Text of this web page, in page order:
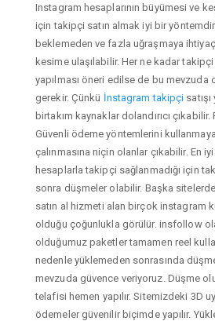
Instagram hesaplarının büyümesi ve
için takipçi satın almak iyi bir
beklemeden ve fazla uğraşmaya
kesime ulaşılabilir. Her ne kadar
yapılması öneri edilse de bu
gerekir. Çünkü İnstagram takipçi
birtakım kaynaklar dolandırıcı
Güvenli ödeme yöntemlerini
çalınmasına niçin olanlar çıkabilir. En
hesaplarla takipçi sağlanmadığı için
sonra düşmeler olabilir. Başka
satın al hizmeti alan birçok instagram
olduğu çoğunlukla görülür. insfollow
olduğumuz paketler tamamen reel
nedenle yüklemeden sonrasında
mevzuda güvence veriyoruz. Düşme
telafisi hemen yapılır. Sitemizdeki 3D
ödemeler güvenilir biçimde yapılır.